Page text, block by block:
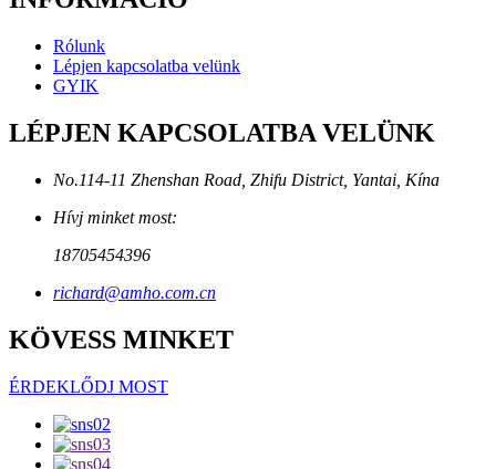
Rólunk
Lépjen kapcsolatba velünk
GYIK
LÉPJEN KAPCSOLATBA VELÜNK
No.114-11 Zhenshan Road, Zhifu District, Yantai, Kína
Hívj minket most:
18705454396
richard@amho.com.cn
KÖVESS MINKET
ÉRDEKLŐDJ MOST